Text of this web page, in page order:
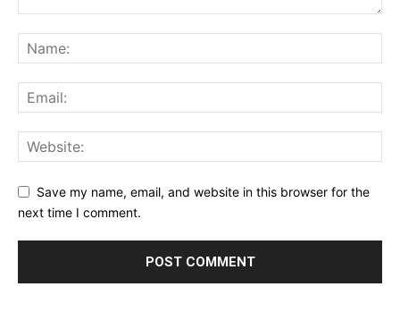
Save my name, email, and website in this browser for the
next time I comment.